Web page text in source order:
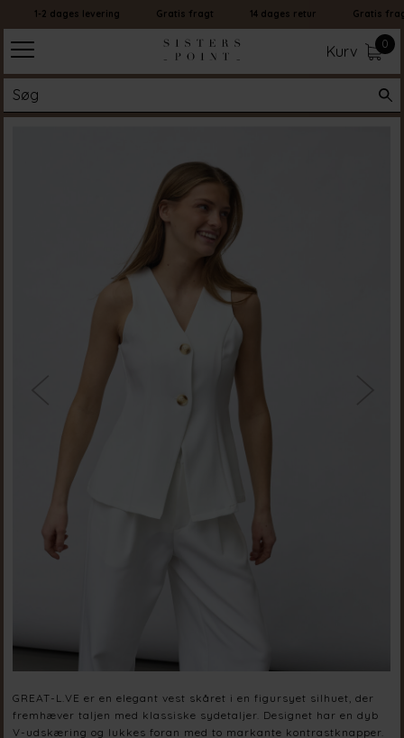
1-2 dages levering Gratis fragt 14 dages retur Gratis fragt
Kurv 0
GREAT-L.VE er en elegant vest skåret i en figursyet silhuet, der
fremhæver taljen med klassiske sydetaljer. Designet har en dyb
V-udskæring og lukkes foran med to markante kontrastknapper.